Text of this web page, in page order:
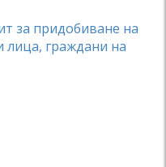
за придобиване на
граждани на